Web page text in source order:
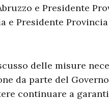
e Presidente
e Presidente
delle misure
da parte del
continuare a